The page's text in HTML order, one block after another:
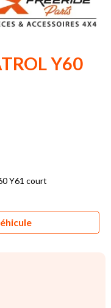
Y60
Y61 court